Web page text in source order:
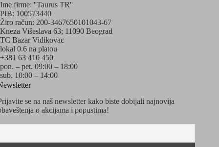
Ime firme: ''Taurus TR''
PIB: 100573440
Žiro račun: 200-3467650101043-67
Kneza Višeslava 63; 11090 Beograd
TC Bazar Vidikovac
lokal 0.6 na platou
+381 63 410 450
pon. – pet. 09:00 – 18:00
sub. 10:00 – 14:00
se na naš newsletter kako biste dobijali najnovija
o akcijama i popustima!